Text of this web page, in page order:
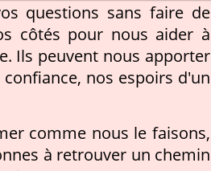
questions sans faire de
côtés pour nous aider à
Ils peuvent nous apporter
nos espoirs d'un
comme nous le faisons,
à retrouver un chemin